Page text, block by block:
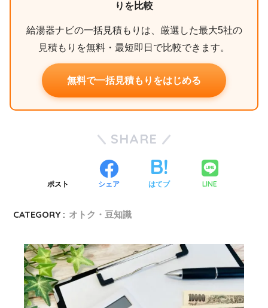
りを比較
給湯器ナビの一括見積もりは、厳選した最大5社の
見積もりを無料・最短即日で比較できます。
無料で一括見積もりをはじめる
SHARE
ポスト シェア はてブ LINE
CATEGORY : オトク・豆知識